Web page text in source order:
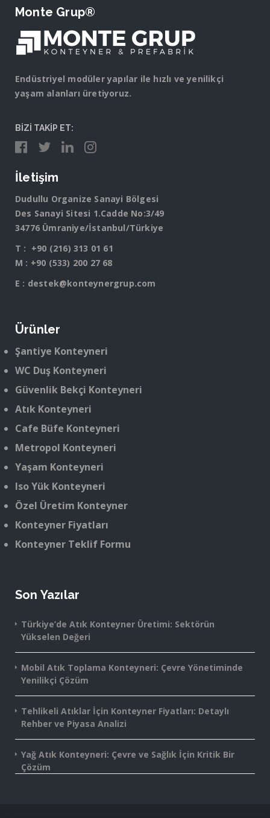
Monte Grup®
Endüstriyel modüler yapılar ile hızlı ve yenilikçi
yaşam alanları üretiyoruz.
BİZİ TAKİP ET:
İletişim
Dudullu Organize Sanayi Bölgesi
Des Sanayi Sitesi 1.Cadde No:3/49
34776 Ümraniye/İstanbul/Türkiye
T : +90 (216) 313 01 61
M : +90 (533) 200 27 68
E : destek@konteynergrup.com
Ürünler
Şantiye Konteyneri
WC Duş Konteyneri
Güvenlik Bekçi Konteyneri
Atık Konteyneri
Cafe Büfe Konteyneri
Metropol Konteyneri
Yaşam Konteyneri
Iso Yük Konteyneri
Özel Üretim Konteyner
Konteyner Fiyatları
Konteyner Teklif Formu
Son Yazılar
Türkiye’de Atık Konteyner Üretimi: Sektörün
Yükselen Değeri
Mobil Atık Toplama Konteyneri: Çevre Yönetiminde
Yenilikçi Çözüm
Tehlikeli Atıklar İçin Konteyner Fiyatları: Detaylı
Rehber ve Piyasa Analizi
Yağ Atık Konteyneri: Çevre ve Sağlık İçin Kritik Bir
Çözüm